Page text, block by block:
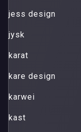
jess design
jysk
karat
kare design
karwei
kast